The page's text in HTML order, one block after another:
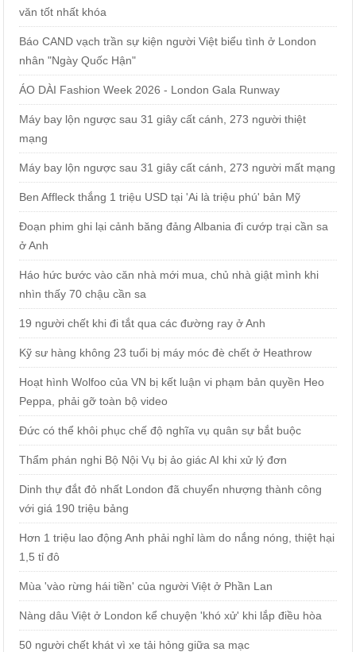
văn tốt nhất khóa
Báo CAND vạch trần sự kiện người Việt biểu tình ở London
nhân "Ngày Quốc Hận"
ÁO DÀI Fashion Week 2026 - London Gala Runway
Máy bay lộn ngược sau 31 giây cất cánh, 273 người thiệt
mạng
Máy bay lộn ngược sau 31 giây cất cánh, 273 người mất mạng
Ben Affleck thắng 1 triệu USD tại 'Ai là triệu phú' bản Mỹ
Đoạn phim ghi lại cảnh băng đảng Albania đi cướp trại cần sa
ở Anh
Háo hức bước vào căn nhà mới mua, chủ nhà giật mình khi
nhìn thấy 70 chậu cần sa
19 người chết khi đi tắt qua các đường ray ở Anh
Kỹ sư hàng không 23 tuổi bị máy móc đè chết ở Heathrow
Hoạt hình Wolfoo của VN bị kết luận vi phạm bản quyền Heo
Peppa, phải gỡ toàn bộ video
Đức có thể khôi phục chế độ nghĩa vụ quân sự bắt buộc
Thẩm phán nghi Bộ Nội Vụ bị ảo giác AI khi xử lý đơn
Dinh thự đắt đỏ nhất London đã chuyển nhượng thành công
với giá 190 triệu bảng
Hơn 1 triệu lao động Anh phải nghỉ làm do nắng nóng, thiệt hại
1,5 tỉ đô
Mùa 'vào rừng hái tiền' của người Việt ở Phần Lan
Nàng dâu Việt ở London kể chuyện 'khó xử' khi lắp điều hòa
50 người chết khát vì xe tải hỏng giữa sa mạc